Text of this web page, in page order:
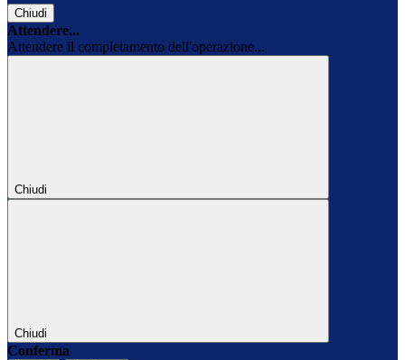
Chiudi
Attendere...
Attendere il completamento dell'operazione...
Chiudi
Chiudi
Conferma